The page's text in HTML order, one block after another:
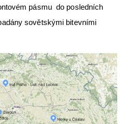
pásmu do posledních
sovětskými bitevními